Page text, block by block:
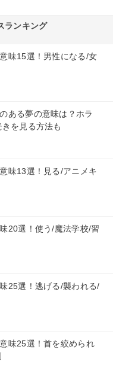
ランキング
味15選！男性になる/女
ある夢の意味は？ホラ
を見る方法も
味13選！見る/アニメキ
20選！使う/魔法学校/習
25選！逃げる/襲われる/
味25選！首を絞められ